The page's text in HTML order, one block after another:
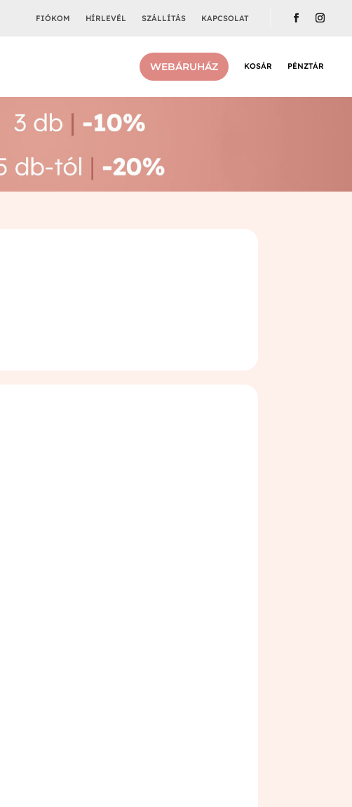
FIÓKOM HÍRLEVÉL SZÁLLÍTÁS KAPCSOLAT
WEBÁRUHÁZ KOSÁR PÉNZTÁR